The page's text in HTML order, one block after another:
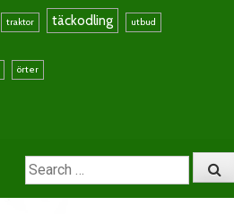
traktor täckodling utbud
örter
Search
for: